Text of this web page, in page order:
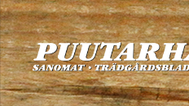
Siirry
sisältöön